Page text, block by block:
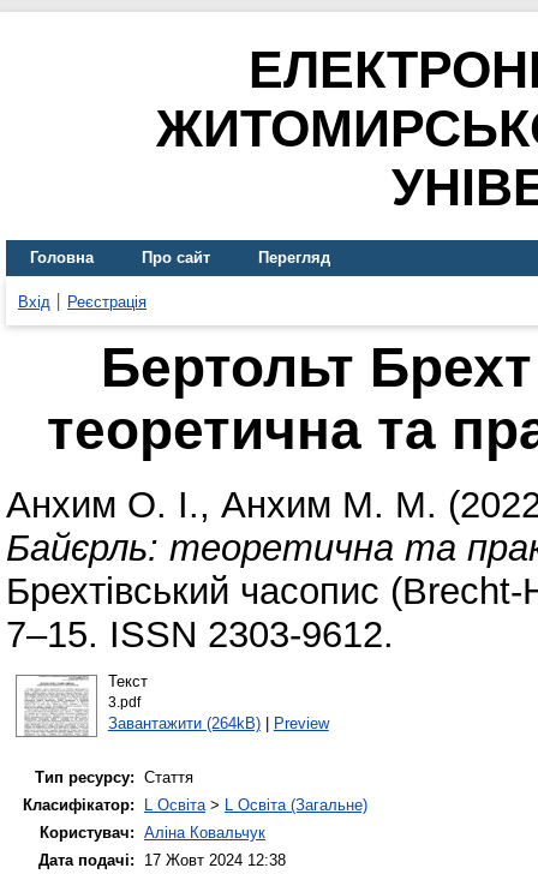
Головна Про сайт Перегляд
Вхід Реєстрація
Бертольт
теоретична та
Анхим О. І., Анхим М. М.
Байєрль: теоретична та
Брехтівський часопис
7–15. ISSN 2303-9612.
Текст
3.pdf
Завантажити (264kB)| Preview
Тип ресурсу: Стаття
Класифікатор:
L Освіта> L Освіта (Загальне)
Користувач: Аліна Ковальчук
Дата подачі:
17 Жовт 2024 12:38